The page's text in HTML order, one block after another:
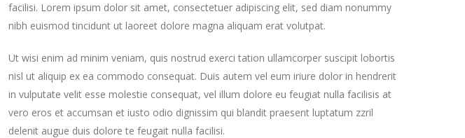
facilisi. Lorem ipsum dolor sit amet, consectetuer adipiscing elit, sed diam nonummy
nibh euismod tincidunt ut laoreet dolore magna aliquam erat volutpat.
Ut wisi enim ad minim veniam, quis nostrud exerci tation ullamcorper suscipit lobortis
nisl ut aliquip ex ea commodo consequat. Duis autem vel eum iriure dolor in hendrerit
in vulputate velit esse molestie consequat, vel illum dolore eu feugiat nulla facilisis at
vero eros et accumsan et iusto odio dignissim qui blandit praesent luptatum zzril
delenit augue duis dolore te feugait nulla facilisi.